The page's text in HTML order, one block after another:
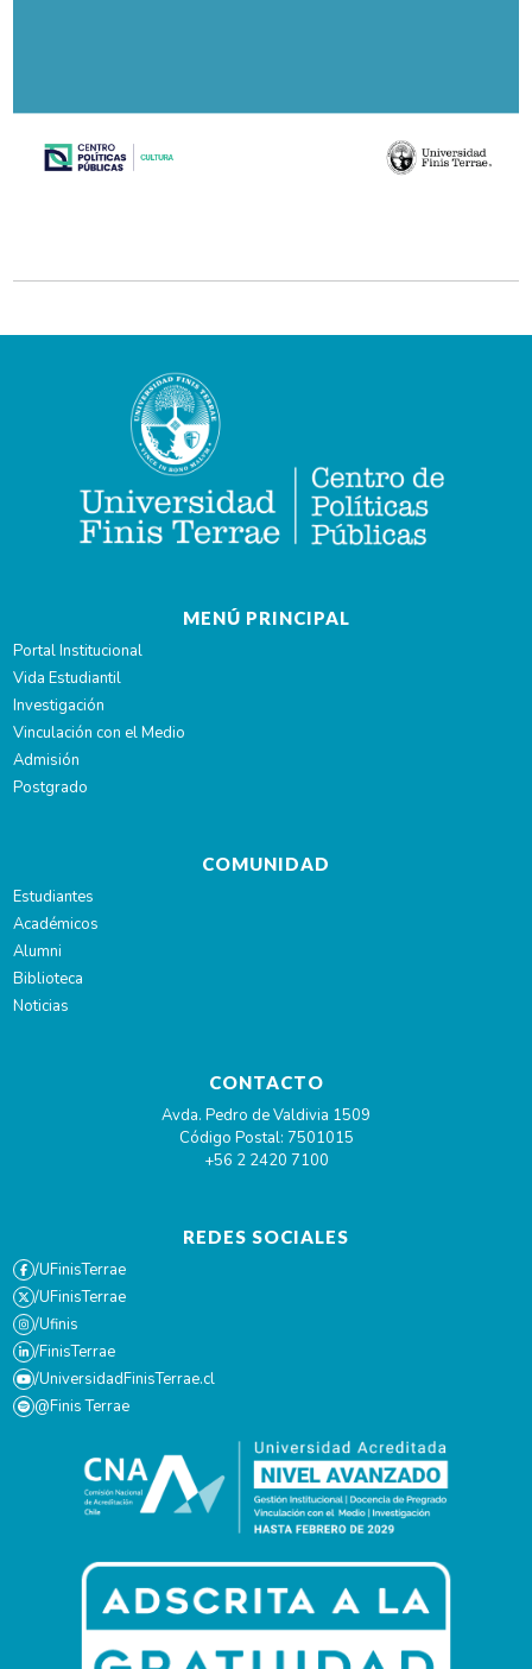
MENÚ PRINCIPAL
Portal Institucional
Vida Estudiantil
Investigación
Vinculación con el Medio
Admisión
Postgrado
COMUNIDAD
Estudiantes
Académicos
Alumni
Biblioteca
Noticias
CONTACTO
Avda. Pedro de Valdivia 1509
Código Postal: 7501015
+56 2 2420 7100
REDES SOCIALES
/UFinisTerrae
/UFinisTerrae
/Ufinis
/FinisTerrae
/UniversidadFinisTerrae.cl
@Finis Terrae